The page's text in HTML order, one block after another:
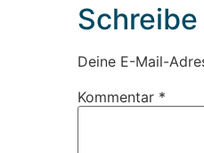
Deine E-Mail-
Kommentar *